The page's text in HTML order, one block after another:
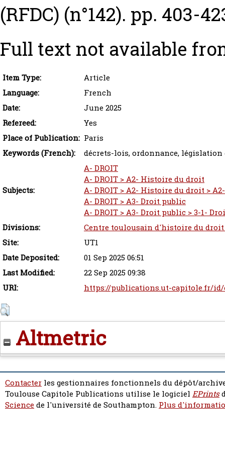
(RFDC) (n°142). pp. 403-
Full text not available
Item Type:
Article
Language:
French
Date:
June 2025
Refereed:
Yes
Place of Publication: Paris
Keywords (French):
décrets-lois, ordonnance, législation
Subjects:
A- DROIT
A- DROIT > A2- Histoire du droit
A- DROIT > A2- Histoire du droit >
A- DROIT > A3- Droit public
A- DROIT > A3- Droit public > 3-1-
Divisions:
Centre toulousain d'histoire du droit
Site:
UT1
Date Deposited:
01 Sep 2025 06:51
Last Modified:
22 Sep 2025 09:38
URI:
https://publications.ut-capitole.fr/id/
Altmetric
Contacter les gestionnaires fonctionnels du dépôt/
Toulouse Capitole Publications utilise le logiciel EPrints
Sciencede l'université de Southampton. Plus